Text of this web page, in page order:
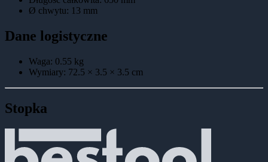
Ø chwytu: 13 mm
Dane logistyczne
Waga: 0.55 kg
Wymiary: 72.5 × 3.5 × 3.5 cm
Stopka